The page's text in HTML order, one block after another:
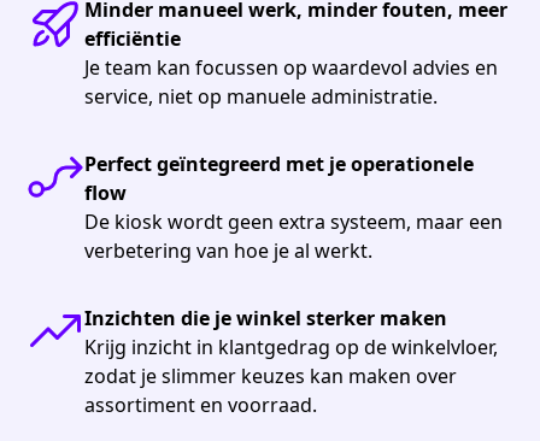
Minder manueel werk, minder fouten, meer
efficiëntie
Je team kan focussen op waardevol advies en
service, niet op manuele administratie.
Perfect geïntegreerd met je operationele
flow
De kiosk wordt geen extra systeem, maar een
verbetering van hoe je al werkt.
Inzichten die je winkel sterker maken
Krijg inzicht in klantgedrag op de winkelvloer,
zodat je slimmer keuzes kan maken over
assortiment en voorraad.